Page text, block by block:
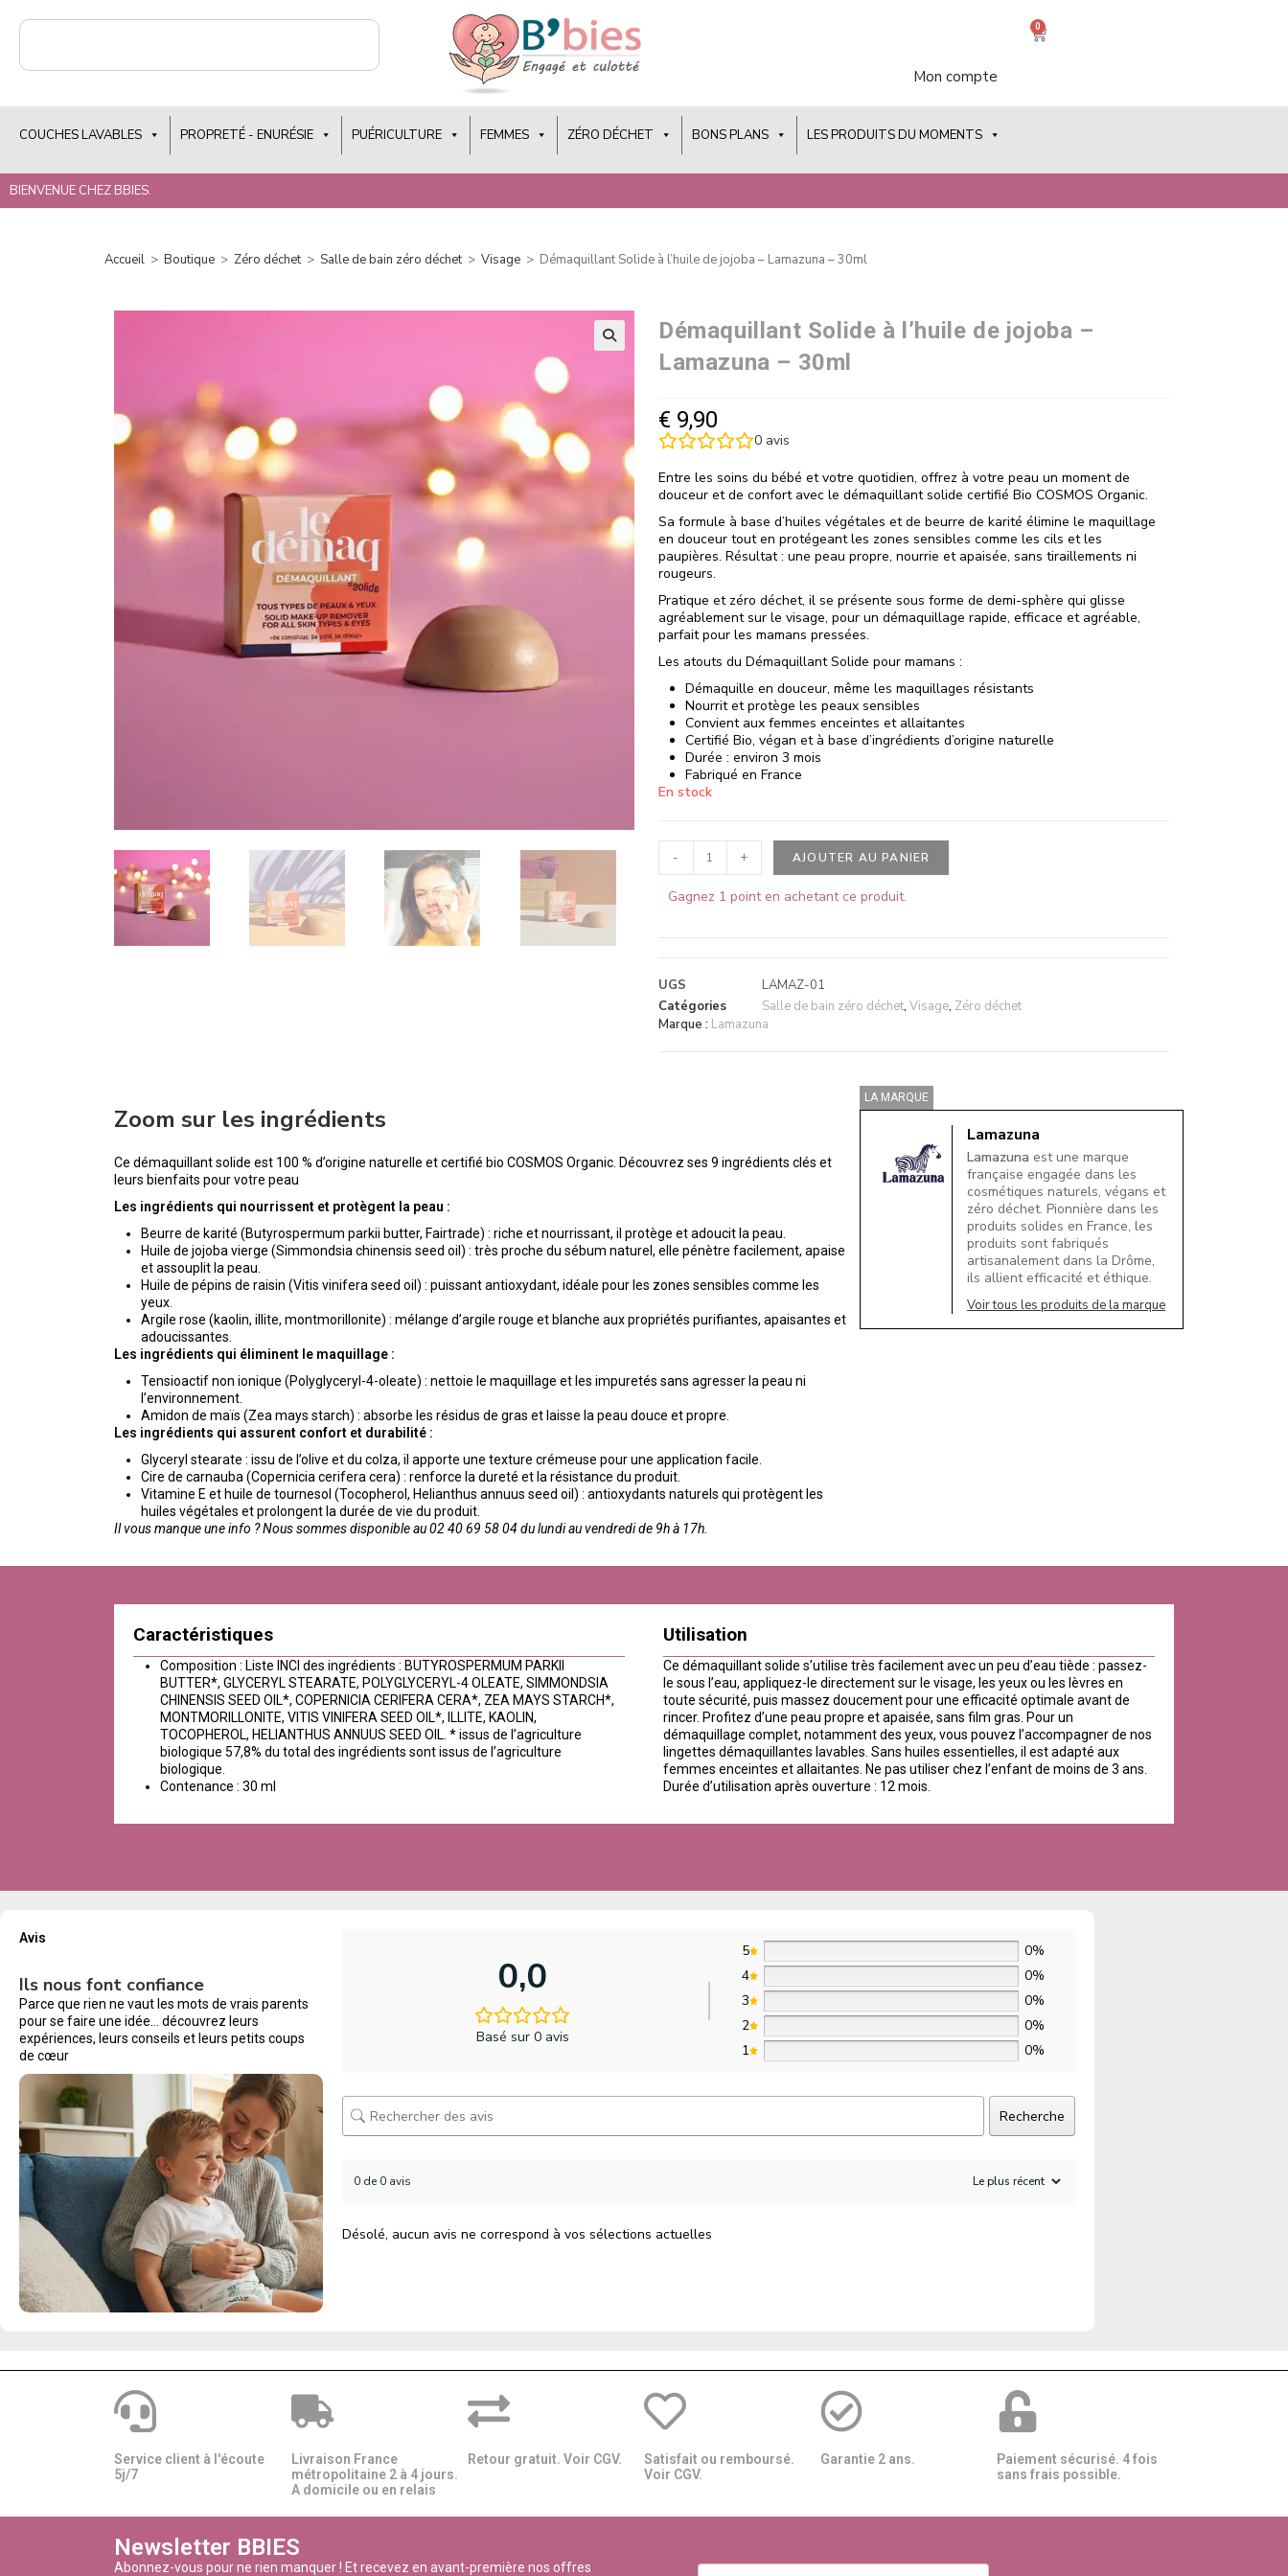
Mon compte
0
COUCHES LAVABLES PROPRETÉ - ENURÉSIE PUÉRICULTURE FEMMES ZÉRO DÉCHET BONS PLANS LES PRODUITS DU MOMENTS
BIENVENUE CHEZ BBIES.
Accueil > Boutique > Zéro déchet > Salle de bain zéro déchet > Visage > Démaquillant Solide à l’huile de jojoba – Lamazuna – 30ml
Démaquillant Solide à l’huile de jojoba –
Lamazuna – 30ml
€ 9,90
0avis
Entre les soins du bébé et votre quotidien, offrez à votre peau un moment de
douceur et de confort avec le démaquillant solide certifié Bio COSMOS Organic.
Sa formule à base d’huiles végétales et de beurre de karité élimine le maquillage
en douceur tout en protégeant les zones sensibles comme les cils et les
paupières. Résultat : une peau propre, nourrie et apaisée, sans tiraillements ni
rougeurs.
Pratique et zéro déchet, il se présente sous forme de demi-sphère qui glisse
agréablement sur le visage, pour un démaquillage rapide, efficace et agréable,
parfait pour les mamans pressées.
Les atouts du Démaquillant Solide pour mamans :
Démaquille en douceur, même les maquillages résistants
Nourrit et protège les peaux sensibles
Convient aux femmes enceintes et allaitantes
Certifié Bio, végan et à base d’ingrédients d’origine naturelle
Durée : environ 3 mois
Fabriqué en France
En stock
- + AJOUTER AU PANIER
Gagnez 1 point en achetant ce produit.
UGS
LAMAZ-01
Catégories
Salle de bain zéro déchet, Visage, Zéro déchet
Marque : Lamazuna
Zoom sur les ingrédients
Ce démaquillant solide est 100 % d’origine naturelle et certifié bio COSMOS Organic. Découvrez ses 9 ingrédients clés et
leurs bienfaits pour votre peau
Les ingrédients qui nourrissent et protègent la peau :
Beurre de karité (Butyrospermum parkii butter, Fairtrade) : riche et nourrissant, il protège et adoucit la peau.
Huile de jojoba vierge (Simmondsia chinensis seed oil) : très proche du sébum naturel, elle pénètre facilement, apaise
et assouplit la peau.
Huile de pépins de raisin (Vitis vinifera seed oil) : puissant antioxydant, idéale pour les zones sensibles comme les
yeux.
Argile rose (kaolin, illite, montmorillonite) : mélange d’argile rouge et blanche aux propriétés purifiantes, apaisantes et
adoucissantes.
Les ingrédients qui éliminent le maquillage :
Tensioactif non ionique (Polyglyceryl-4-oleate) : nettoie le maquillage et les impuretés sans agresser la peau ni
l’environnement.
Amidon de maïs (Zea mays starch) : absorbe les résidus de gras et laisse la peau douce et propre.
Les ingrédients qui assurent confort et durabilité :
Glyceryl stearate : issu de l’olive et du colza, il apporte une texture crémeuse pour une application facile.
Cire de carnauba (Copernicia cerifera cera) : renforce la dureté et la résistance du produit.
Vitamine E et huile de tournesol (Tocopherol, Helianthus annuus seed oil) : antioxydants naturels qui protègent les
huiles végétales et prolongent la durée de vie du produit.
Il vous manque une info ? Nous sommes disponible au 02 40 69 58 04 du lundi au vendredi de 9h à 17h.
LA MARQUE
Lamazuna
Lamazuna est une marque
française engagée dans les
cosmétiques naturels, végans et
zéro déchet. Pionnière dans les
produits solides en France, les
produits sont fabriqués
artisanalement dans la Drôme,
ils allient efficacité et éthique.
Voir tous les produits de la marque
Caractéristiques
Composition : Liste INCI des ingrédients : BUTYROSPERMUM PARKII
BUTTER*, GLYCERYL STEARATE, POLYGLYCERYL-4 OLEATE, SIMMONDSIA
CHINENSIS SEED OIL*, COPERNICIA CERIFERA CERA*, ZEA MAYS STARCH*,
MONTMORILLONITE, VITIS VINIFERA SEED OIL*, ILLITE, KAOLIN,
TOCOPHEROL, HELIANTHUS ANNUUS SEED OIL. * issus de l’agriculture
biologique 57,8% du total des ingrédients sont issus de l’agriculture
biologique.
Contenance : 30 ml
Utilisation
Ce démaquillant solide s’utilise très facilement avec un peu d’eau tiède : passez-
le sous l’eau, appliquez-le directement sur le visage, les yeux ou les lèvres en
toute sécurité, puis massez doucement pour une efficacité optimale avant de
rincer. Profitez d’une peau propre et apaisée, sans film gras. Pour un
démaquillage complet, notamment des yeux, vous pouvez l’accompagner de nos
lingettes démaquillantes lavables. Sans huiles essentielles, il est adapté aux
femmes enceintes et allaitantes. Ne pas utiliser chez l’enfant de moins de 3 ans.
Durée d’utilisation après ouverture : 12 mois.
Avis
Ils nous font confiance
Parce que rien ne vaut les mots de vrais parents
pour se faire une idée… découvrez leurs
expériences, leurs conseils et leurs petits coups
de cœur
0,0
Basé sur 0 avis
5
0%
4
0%
3
0%
2
0%
1
0%
Recherche
0 de 0 avis
Désolé, aucun avis ne correspond à vos sélections actuelles
Service client à l'écoute
5j/7
Livraison France
métropolitaine 2 à 4 jours.
A domicile ou en relais​​
Retour gratuit. Voir CGV.
Satisfait ou remboursé.
Voir CGV.
Garantie 2 ans.
Paiement sécurisé. 4 fois
sans frais possible.
Newsletter BBIES
Abonnez-vous pour ne rien manquer ! Et recevez en avant-première nos offres